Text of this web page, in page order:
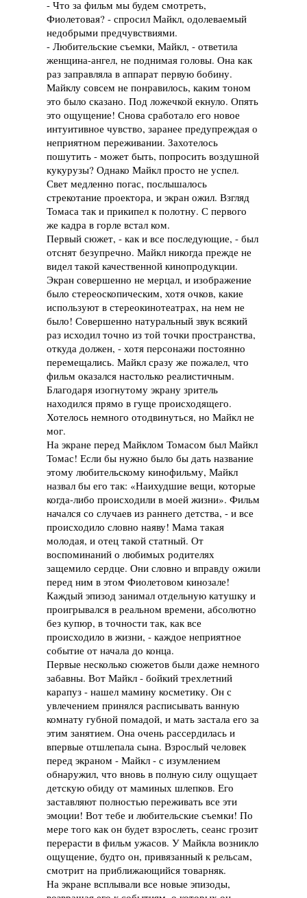
- Что за фильм мы будем смотреть,
Фиолетовая? - спросил Майкл, одолеваемый
недобрыми предчувствиями.
- Любительские съемки, Майкл, - ответила
женщина-ангел, не поднимая головы. Она как
раз заправляла в аппарат первую бобину.
Майклу совсем не понравилось, каким тоном
это было сказано. Под ложечкой екнуло. Опять
это ощущение! Снова сработало его новое
интуитивное чувство, заранее предупреждая о
неприятном переживании. Захотелось
пошутить - может быть, попросить воздушной
кукурузы? Однако Майкл просто не успел.
Свет медленно погас, послышалось
стрекотание проектора, и экран ожил. Взгляд
Томаса так и прикипел к полотну. С первого
же кадра в горле встал ком.
Первый сюжет, - как и все последующие, - был
отснят безупречно. Майкл никогда прежде не
видел такой качественной кинопродукции.
Экран совершенно не мерцал, и изображение
было стереоскопическим, хотя очков, какие
используют в стереокинотеатрах, на нем не
было! Совершенно натуральный звук всякий
раз исходил точно из той точки пространства,
откуда должен, - хотя персонажи постоянно
перемещались. Майкл сразу же пожалел, что
фильм оказался настолько реалистичным.
Благодаря изогнутому экрану зритель
находился прямо в гуще происходящего.
Хотелось немного отодвинуться, но Майкл не
мог.
На экране перед Майклом Томасом был Майкл
Томас! Если бы нужно было бы дать название
этому любительскому кинофильму, Майкл
назвал бы его так: «Наихудшие вещи, которые
когда-либо происходили в моей жизни». Фильм
начался со случаев из раннего детства, - и все
происходило словно наяву! Мама такая
молодая, и отец такой статный. От
воспоминаний о любимых родителях
защемило сердце. Они словно и вправду ожили
перед ним в этом Фиолетовом кинозале!
Каждый эпизод занимал отдельную катушку и
проигрывался в реальном времени, абсолютно
без купюр, в точности так, как все
происходило в жизни, - каждое неприятное
событие от начала до конца.
Первые несколько сюжетов были даже немного
забавны. Вот Майкл - бойкий трехлетний
карапуз - нашел мамину косметику. Он с
увлечением принялся расписывать ванную
комнату губной помадой, и мать застала его за
этим занятием. Она очень рассердилась и
впервые отшлепала сына. Взрослый человек
перед экраном - Майкл - с изумлением
обнаружил, что вновь в полную силу ощущает
детскую обиду от маминых шлепков. Его
заставляют полностью переживать все эти
эмоции! Вот тебе и любительские съемки! По
мере того как он будет взрослеть, сеанс грозит
перерасти в фильм ужасов. У Майкла возникло
ощущение, будто он, привязанный к рельсам,
смотрит на приближающийся товарняк.
На экране всплывали все новые эпизоды,